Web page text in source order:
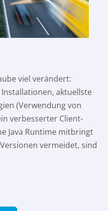
viel verändert:
aktuellste
(Verwendung von
verbesserter Client-
Java Runtime mitbringt
vermeidet, sind